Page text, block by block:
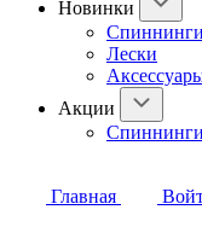
Новинки
Спиннинги
Лески
Акции
Спиннинги
Главная